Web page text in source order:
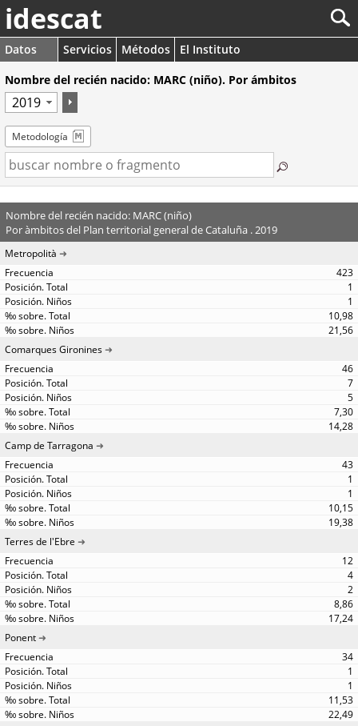
idescat
Datos Servicios Métodos
El Instituto
Nombre del recién nacido: MARC (niño). Por ámbitos
Metodología
Nombre del recién nacido: MARC (niño)
Por àmbitos del Plan territorial general de Cataluña . 2019
Metropolità
423
1
1
10,98
21,56
Comarques Gironines
46
7
5
7,30
14,28
Camp de Tarragona
43
1
1
10,15
19,38
Terres de l'Ebre
12
4
2
8,86
17,24
Ponent
34
1
1
11,53
22,49